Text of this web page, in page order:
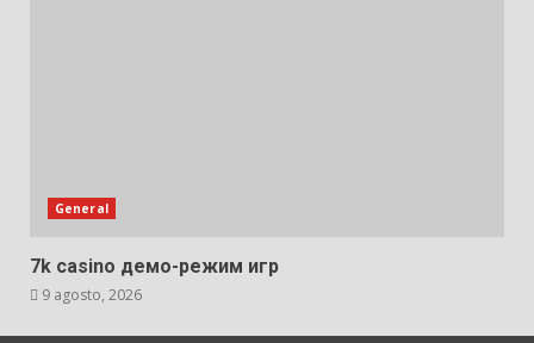
General
7k casino демо-режим игр
9 agosto, 2026